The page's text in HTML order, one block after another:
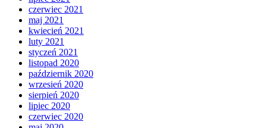
czerwiec 2021
maj 2021
kwiecień 2021
luty 2021
styczeń 2021
listopad 2020
październik 2020
wrzesień 2020
sierpień 2020
lipiec 2020
czerwiec 2020